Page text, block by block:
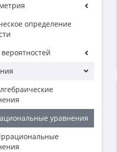
определение
уравнения